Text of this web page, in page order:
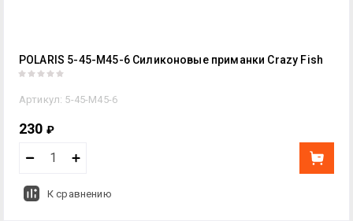
POLARIS 5-45-М45-6 Силиконовые приманки Crazy Fish
Артикул: 5-45-М45-6
230 ₽
К сравнению